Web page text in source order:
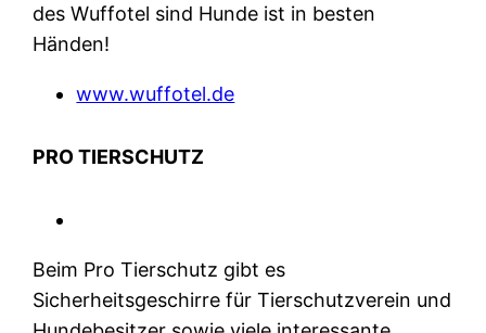
des Wuffotel sind Hunde ist in besten
Händen!
www.wuffotel.de
PRO TIERSCHUTZ
Beim Pro Tierschutz gibt es
Sicherheitsgeschirre für Tierschutzverein und